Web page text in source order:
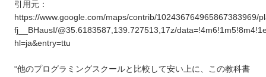
引用元：
https://www.google.com/maps/contrib/102436764965867383969/
fj__BHausI/@35.6183587,139.727513,17z/
hl=ja&entry=ttu
“他のプログラミングスクールと比較して安い上に、この教科書